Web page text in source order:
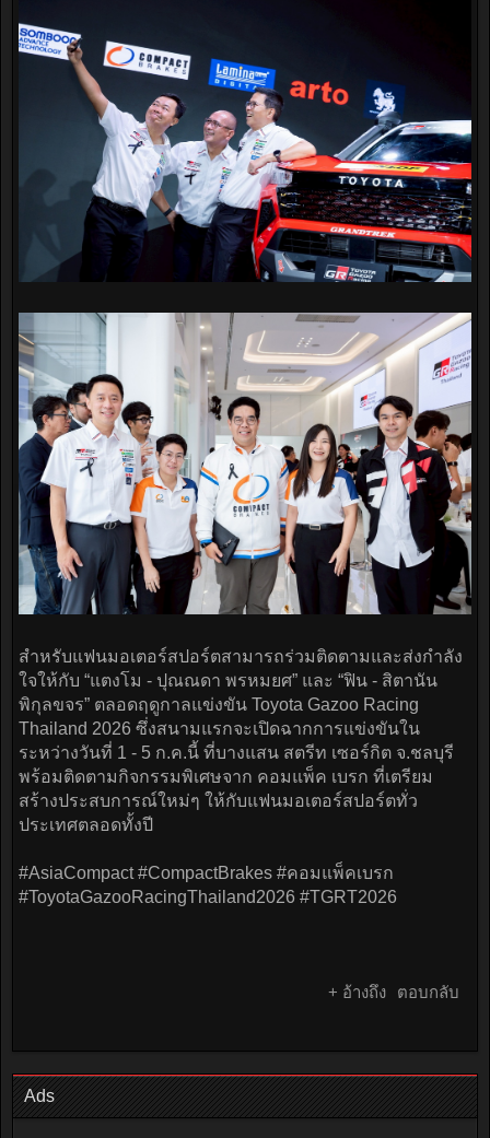
สำหรับแฟนมอเตอร์สปอร์ตสามารถร่วมติดตามและส่งกำลัง
ใจให้กับ “แตงโม - ปุณณดา พรหมยศ” และ “ฟิน - สิตานัน
พิกุลขจร” ตลอดฤดูกาลแข่งขัน Toyota Gazoo Racing
Thailand 2026 ซึ่งสนามแรกจะเปิดฉากการแข่งขันใน
ระหว่างวันที่ 1 - 5 ก.ค.นี้ ที่บางแสน สตรีท เซอร์กิต จ.ชลบุรี
พร้อมติดตามกิจกรรมพิเศษจาก คอมแพ็ค เบรก ที่เตรียม
สร้างประสบการณ์ใหม่ๆ ให้กับแฟนมอเตอร์สปอร์ตทั่ว
ประเทศตลอดทั้งปี
#AsiaCompact #CompactBrakes #คอมแพ็คเบรก
#ToyotaGazooRacingThailand2026 #TGRT2026
+ อ้างถึง ตอบกลับ
Ads